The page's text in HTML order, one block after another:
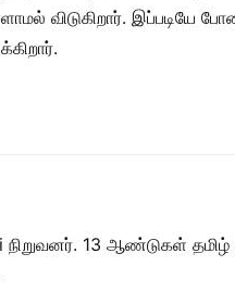
விடுகிறார். இப்படியே
13 ஆண்டுகள் தமிழ்